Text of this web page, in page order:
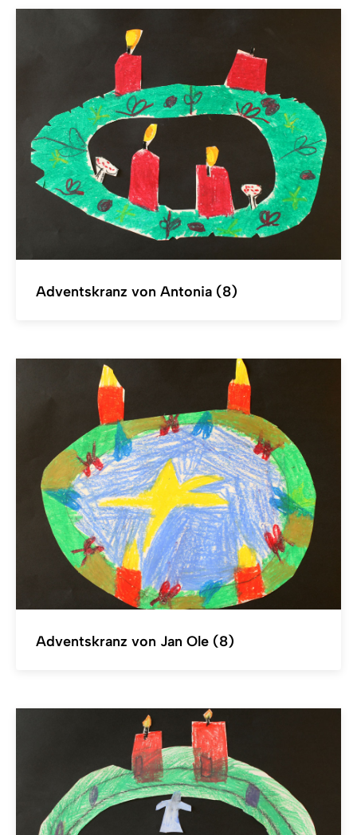
Adventskranz von Antonia (8)
Adventskranz von Jan Ole (8)